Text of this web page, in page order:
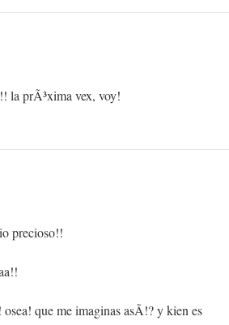
la prÃ³xima vex, voy!
precioso!!
que me imaginas asÃ­!? y kien es